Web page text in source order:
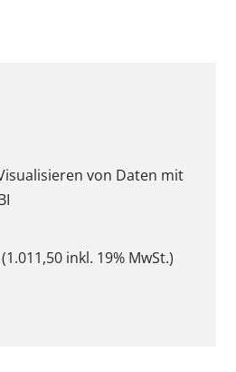
von Daten mit
inkl. 19% MwSt.)